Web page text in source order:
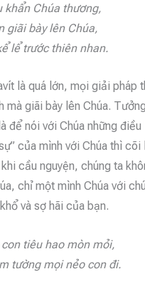
khẩn Chúa thương,
giãi bày lên Chúa,
lể trước thiên nhan.
là quá lớn, mọi giải pháp
giãi bày lên Chúa.
để nói với Chúa những
của mình với Chúa thì
cầu nguyện, chúng ta
chỉ một mình Chúa với
và sợ hãi của bạn.
tiêu hao mòn mỏi,
tường mọi nẻo con đi.